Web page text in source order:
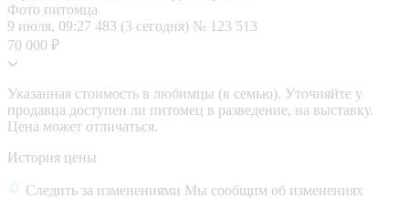
Фото питомца
9 июля, 09:27 483 (3 сегодня) № 123 513
70 000 ₽
Указанная стоимость в любимцы (в семью). Уточняйте у
продавца доступен ли питомец в разведение, на выставку.
Цена может отличаться.
История цены
Следить за изменениями Мы сообщим об изменениях